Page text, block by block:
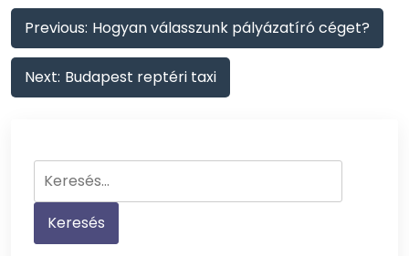
Bejegyzés
navigáció
Previous: Hogyan válasszunk pályázatíró céget?
Next: Budapest reptéri taxi
Keresés: